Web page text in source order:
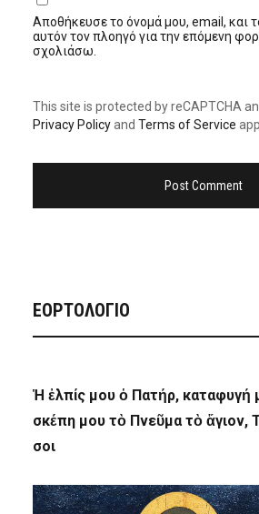
Αποθήκευσε το όνομά μου, email, και
αυτόν τον πλοηγό για την επόμενη
σχολιάσω.
This site is protected by reCAPTCHA
Privacy Policyand Terms of Service
ΕΟΡΤΟΛΟΓΙΟ
Ἡ ἐλπίς μου ὁ Πατήρ, καταφυγή
σκέπη μου τὸ Πνεῦμα τὸ ἅγιον,
σοι